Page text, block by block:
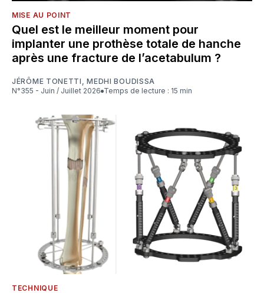
MISE AU POINT
Quel est le meilleur moment pour
implanter une prothèse totale de hanche
après une fracture de l’acetabulum ?
JÉRÔME TONETTI ,MEDHI BOUDISSA
N°355 - Juin / Juillet 2026
Temps de lecture : 15 min
TECHNIQUE